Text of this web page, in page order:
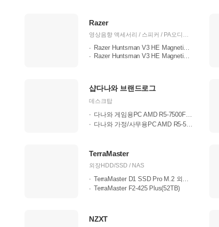
Razer
영상음향 액세서리 / 스피커 / PA오디오 / 헤드폰/이어폰 / PC헤드셋 / 노트북 / 노트북 주변기기 / 그래픽카드 / 케이스 / 키보드 / 마우스 / 컨트롤러 / 영상/TV/PC캠 / 게임주변기기 / 가방 / 의자
Razer Huntsman V3 HE Magnetic Mini 6..
Razer Huntsman V3 HE Magnetic TKL
샵다나와 브랜드로그
데스크탑
다나와 게임용PC AMD R5-7500F RTX3050..
다나와 가정/사무용PC AMD R5-5500GT ..
TerraMaster
외장HDD/SSD / NAS
TerraMaster D1 SSD Pro M.2 외장케이..
TerraMaster F2-425 Plus(52TB)
NZXT